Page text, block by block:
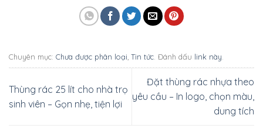
Chuyên mục: Chưa được phân loại, Tin tức. Đánh dấu link này.
Thùng rác 25 lít cho nhà trọ
sinh viên – Gọn nhẹ, tiện lợi
Đặt thùng rác nhựa theo
yêu cầu – In logo, chọn màu,
dung tích